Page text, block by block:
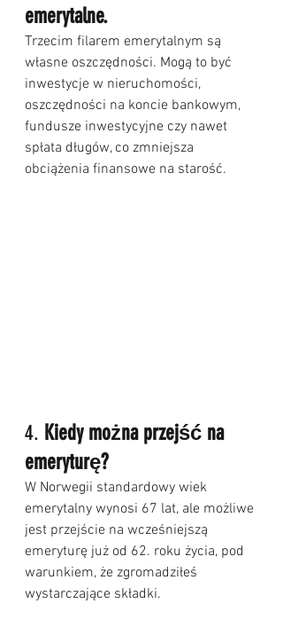
emerytalne.
Trzecim filarem emerytalnym są
własne oszczędności. Mogą to być
inwestycje w nieruchomości,
oszczędności na koncie bankowym,
fundusze inwestycyjne czy nawet
spłata długów, co zmniejsza
obciążenia finansowe na starość.
4. Kiedy można przejść na
emeryturę?
W Norwegii standardowy wiek
emerytalny wynosi 67 lat, ale możliwe
jest przejście na wcześniejszą
emeryturę już od 62. roku życia, pod
warunkiem, że zgromadziłeś
wystarczające składki.